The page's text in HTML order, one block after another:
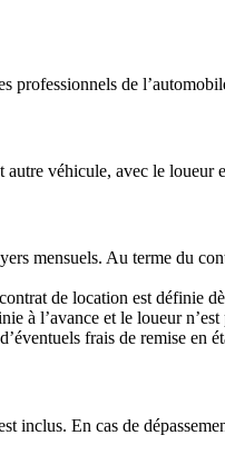
professionnels de
véhicule, avec le loueur
mensuels. Au terme du
de location est définie
à l’avance et le loueur
frais de remise en
En cas de